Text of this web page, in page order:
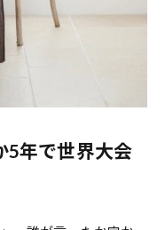
5年で世界大会